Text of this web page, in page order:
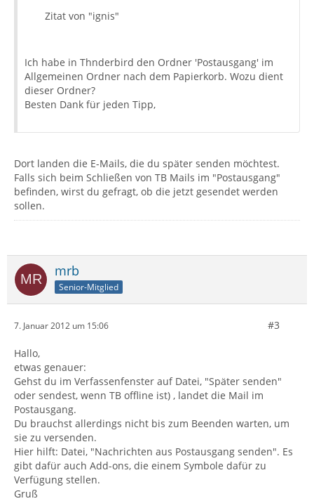
Zitat von "ignis"
Ich habe in Thnderbird den Ordner 'Postausgang' im
Allgemeinen Ordner nach dem Papierkorb. Wozu dient
dieser Ordner?
Besten Dank für jeden Tipp,
Dort landen die E-Mails, die du später senden möchtest.
Falls sich beim Schließen von TB Mails im "Postausgang"
befinden, wirst du gefragt, ob die jetzt gesendet werden
sollen.
mrb
Senior-Mitglied
7. Januar 2012 um 15:06 #3
Hallo,
etwas genauer:
Gehst du im Verfassenfenster auf Datei, "Später senden"
oder sendest, wenn TB offline ist) , landet die Mail im
Postausgang.
Du brauchst allerdings nicht bis zum Beenden warten, um
sie zu versenden.
Hier hilft: Datei, "Nachrichten aus Postausgang senden". Es
gibt dafür auch Add-ons, die einem Symbole dafür zu
Verfügung stellen.
Gruß